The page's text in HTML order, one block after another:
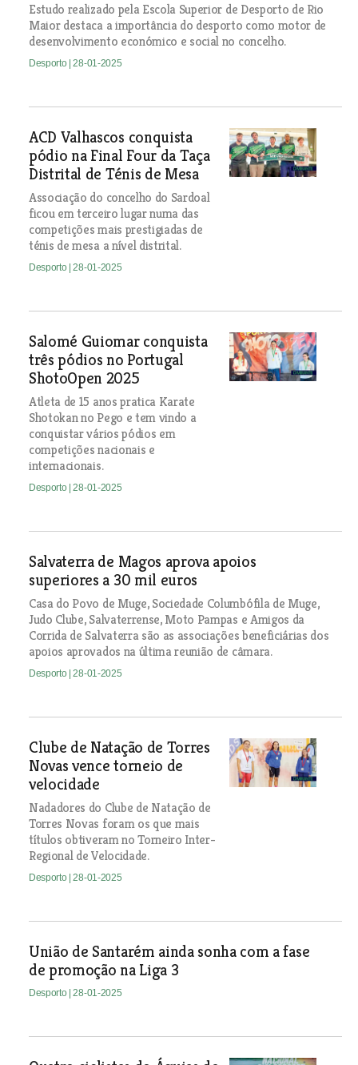
Estudo realizado pela Escola Superior de Desporto de Rio
Maior destaca a importância do desporto como motor de
desenvolvimento económico e social no concelho.
Desporto | 28-01-2025
ACD Valhascos conquista
pódio na Final Four da Taça
Distrital de Ténis de Mesa
Associação do concelho do Sardoal
ficou em terceiro lugar numa das
competições mais prestigiadas de
ténis de mesa a nível distrital.
Desporto | 28-01-2025
Salomé Guiomar conquista
três pódios no Portugal
ShotoOpen 2025
Atleta de 15 anos pratica Karate
Shotokan no Pego e tem vindo a
conquistar vários pódios em
competições nacionais e
internacionais.
Desporto | 28-01-2025
Salvaterra de Magos aprova apoios
superiores a 30 mil euros
Casa do Povo de Muge, Sociedade Columbófila de Muge,
Judo Clube, Salvaterrense, Moto Pampas e Amigos da
Corrida de Salvaterra são as associações beneficiárias dos
apoios aprovados na última reunião de câmara.
Desporto | 28-01-2025
Clube de Natação de Torres
Novas vence torneio de
velocidade
Nadadores do Clube de Natação de
Torres Novas foram os que mais
títulos obtiveram no Torneiro Inter-
Regional de Velocidade.
Desporto | 28-01-2025
União de Santarém ainda sonha com a fase
de promoção na Liga 3
Desporto | 28-01-2025